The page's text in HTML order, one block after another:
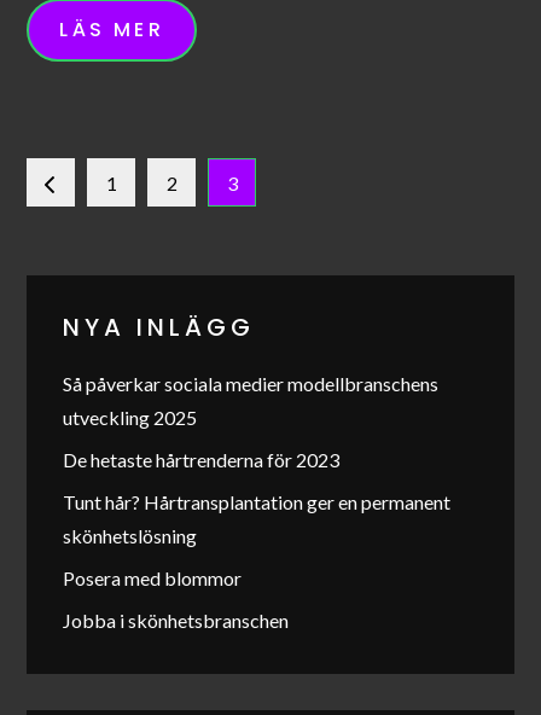
LÄS MER
Sidnumrering
inlägg
1 2 3
NYA INLÄGG
Så påverkar sociala medier modellbranschens
utveckling 2025
De hetaste hårtrenderna för 2023
Tunt hår? Hårtransplantation ger en permanent
skönhetslösning
Posera med blommor
Jobba i skönhetsbranschen